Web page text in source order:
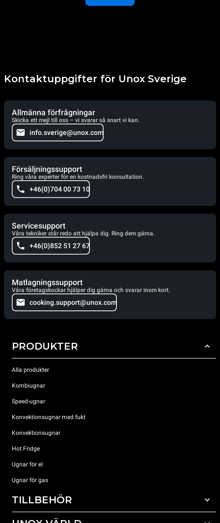
Kontaktuppgifter för Unox Sverige
Allmänna förfrågningar
Skicka ett mejl till oss – vi svarar så snart vi kan.
info.sverige@unox.com
Försäljningssupport
Ring våra experter för en kostnadsfri konsultation.
+46(0)704 00 73 10
Servicesupport
Våra tekniker står redo att hjälpa dig. Ring dem gärna.
+46(0)852 51 27 67
Matlagningssupport
Våra företagskockar hjälper dig gärna och svarar inom kort.
cooking.support@unox.com
PRODUKTER
Alla produkter
Kombiugnar
Speed-ugnar
Konvektionsugnar med fukt
Konvektionsugnar
Hot Fridge
Ugnar för el
Ugnar för gas
TILLBEHÖR